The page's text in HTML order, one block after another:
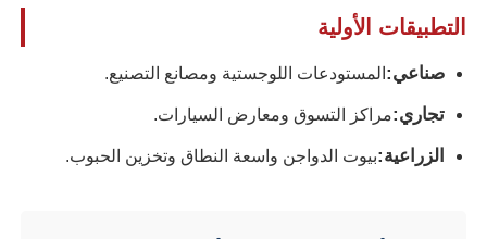
هيكل فولاذي متعدد الطوابق
التطبيقات الأولية
صناعي: المستودعات اللوجستية ومصانع التصنيع.
تجاري:مراكز التسوق ومعارض السيارات.
الزراعية:بيوت الدواجن واسعة النطاق وتخزين الحبوب.